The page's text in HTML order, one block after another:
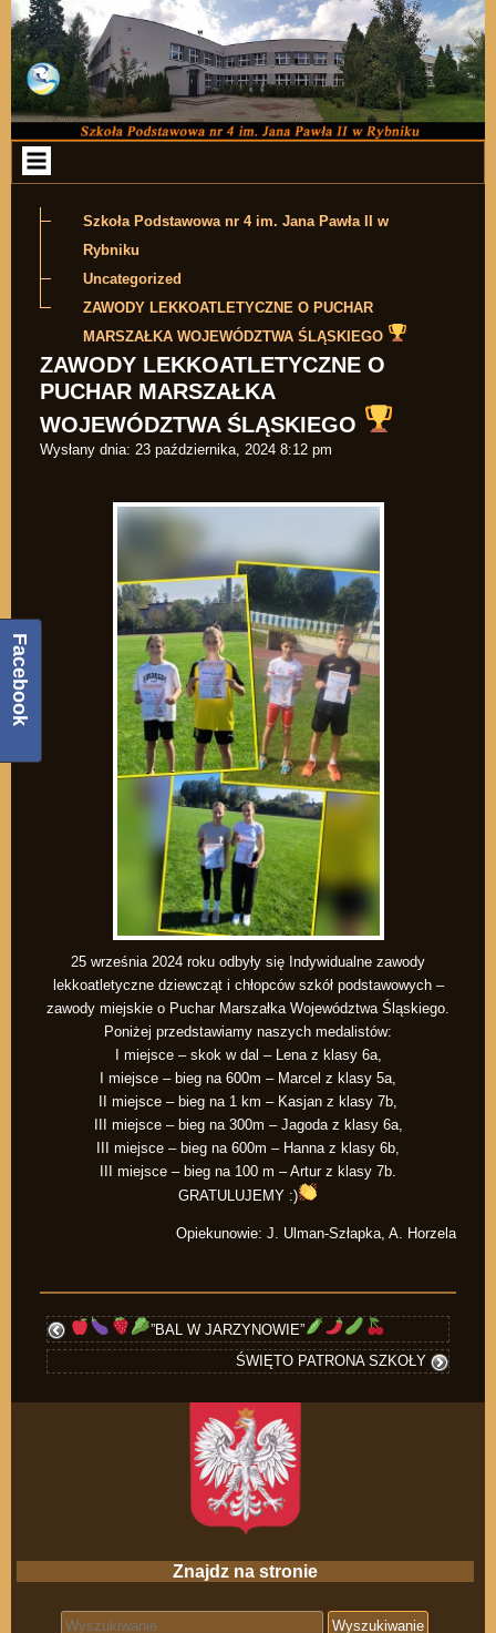
Przejdź do zawartości
Szkoła Podstawowa nr 4 im. Jana Pawła II w
Rybniku
Uncategorized
ZAWODY LEKKOATLETYCZNE O PUCHAR
MARSZAŁKA WOJEWÓDZTWA ŚLĄSKIEGO
ZAWODY LEKKOATLETYCZNE O
PUCHAR MARSZAŁKA
WOJEWÓDZTWA ŚLĄSKIEGO
Wysłany dnia: 23 października, 2024 8:12 pm
25 września 2024 roku odbyły się Indywidualne zawody
lekkoatletyczne dziewcząt i chłopców szkół podstawowych –
zawody miejskie o Puchar Marszałka Województwa Śląskiego.
Poniżej przedstawiamy naszych medalistów:
I miejsce – skok w dal – Lena z klasy 6a,
I miejsce – bieg na 600m – Marcel z klasy 5a,
II miejsce – bieg na 1 km – Kasjan z klasy 7b,
III miejsce – bieg na 300m – Jagoda z klasy 6a,
III miejsce – bieg na 600m – Hanna z klasy 6b,
III miejsce – bieg na 100 m – Artur z klasy 7b.
GRATULUJEMY :)
Opiekunowie: J. Ulman-Szłapka, A. Horzela
”BAL W JARZYNOWIE”
ŚWIĘTO PATRONA SZKOŁY
Znajdz na stronie
Search for:
Facebook